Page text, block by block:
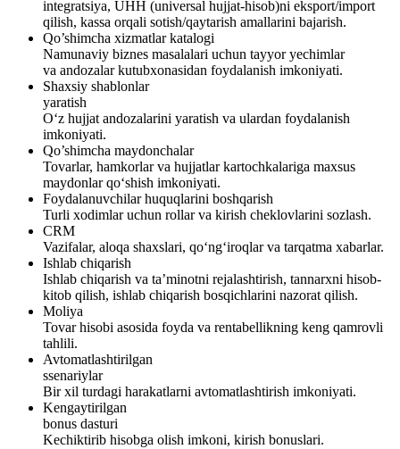
integratsiya, UHH (universal hujjat-hisob)ni eksport/import
qilish, kassa orqali sotish/qaytarish amallarini bajarish.
Qo’shimcha xizmatlar katalogi
Namunaviy biznes masalalari uchun tayyor yechimlar
va andozalar kutubxonasidan foydalanish imkoniyati.
Shaxsiy shablonlar
yaratish
O‘z hujjat andozalarini yaratish va ulardan foydalanish
imkoniyati.
Qo’shimcha maydonchalar
Tovarlar, hamkorlar va hujjatlar kartochkalariga maxsus
maydonlar qo‘shish imkoniyati.
Foydalanuvchilar huquqlarini boshqarish
Turli xodimlar uchun rollar va kirish cheklovlarini sozlash.
CRM
Vazifalar, aloqa shaxslari, qo‘ng‘iroqlar va tarqatma xabarlar.
Ishlab chiqarish
Ishlab chiqarish va ta’minotni rejalashtirish, tannarxni hisob-
kitob qilish, ishlab chiqarish bosqichlarini nazorat qilish.
Moliya
Tovar hisobi asosida foyda va rentabellikning keng qamrovli
tahlili.
Avtomatlashtirilgan
ssenariylar
Bir xil turdagi harakatlarni avtomatlashtirish imkoniyati.
Kengaytirilgan
bonus dasturi
Kechiktirib hisobga olish imkoni, kirish bonuslari.